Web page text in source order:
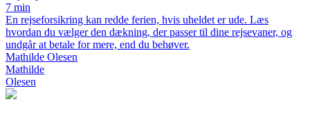
7 min
En rejseforsikring kan redde ferien, hvis uheldet er ude. Læs
hvordan du vælger den dækning, der passer til dine rejsevaner, og
undgår at betale for mere, end du behøver.
Mathilde Olesen
Mathilde
Olesen